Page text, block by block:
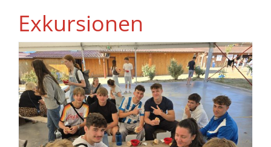
Exkursionen